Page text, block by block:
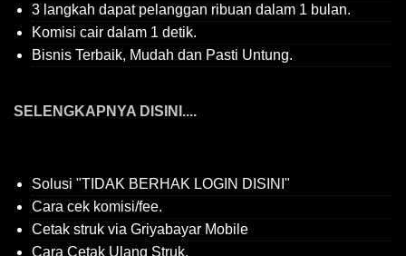
3 langkah dapat pelanggan ribuan dalam 1 bulan.
Komisi cair dalam 1 detik.
Bisnis Terbaik, Mudah dan Pasti Untung.
SELENGKAPNYA DISINI....
Solusi "TIDAK BERHAK LOGIN DISINI"
Cara cek komisi/fee.
Cetak struk via Griyabayar Mobile
Cara Cetak Ulang Struk.